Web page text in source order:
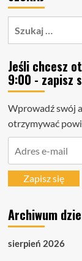
Jeśli chcesz
9:00 - zapisz
Wprowadź swój
otrzymywać
mailZapisz się
Archiwum
sierpień 2026